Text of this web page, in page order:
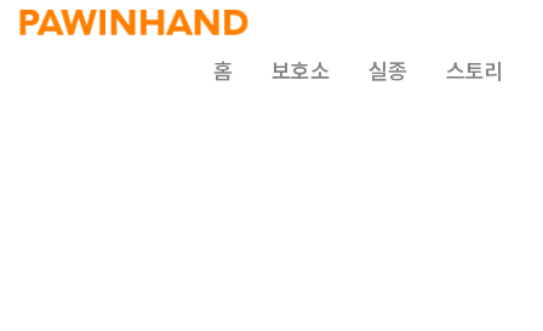
홈 보호소 실종 스토리